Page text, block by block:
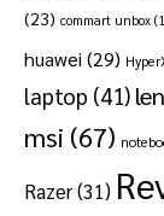
(23) commart unbox
huawei (29)
laptop (41)
msi (67)
Razer(31)